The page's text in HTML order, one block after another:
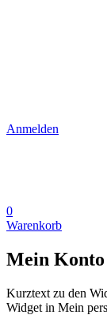
Anmelden
0
Warenkorb
Mein Konto
Kurztext zu den
Widget in Mein